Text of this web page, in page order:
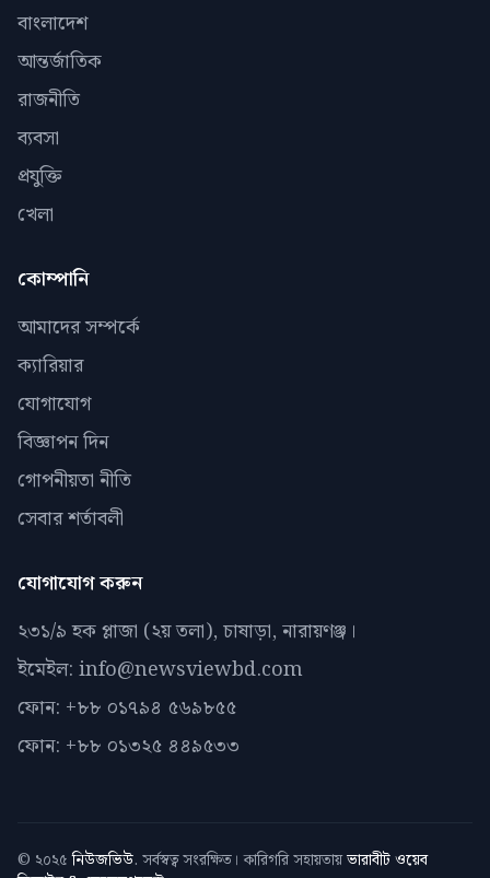
বাংলাদেশ
আন্তর্জাতিক
রাজনীতি
ব্যবসা
প্রযুক্তি
খেলা
কোম্পানি
আমাদের সম্পর্কে
ক্যারিয়ার
যোগাযোগ
বিজ্ঞাপন দিন
গোপনীয়তা নীতি
সেবার শর্তাবলী
যোগাযোগ করুন
২৩১/৯ হক প্লাজা (২য় তলা), চাষাড়া, নারায়ণঞ্জ।
ইমেইল: info@newsviewbd.com
ফোন: +৮৮ ০১৭৯৪ ৫৬৯৮৫৫
ফোন: +৮৮ ০১৩২৫ ৪৪৯৫৩৩
© ২০২৫ নিউজভিউ. সর্বস্বত্ব সংরক্ষিত। কারিগরি সহায়তায়ভারাবীট ওয়েব